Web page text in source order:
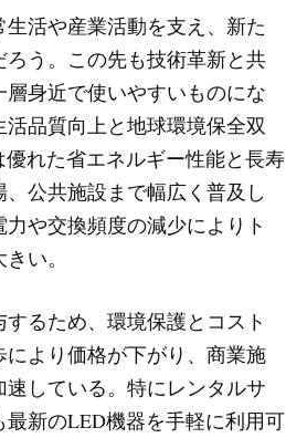
活や産業活動を支え、新た
う。この先も技術革新と共
身近で使いやすいものにな
品質向上と地球環境保全双
れた省エネルギー性能と長寿
公共施設まで幅広く普及し
や交換頻度の減少によりト
い。
るため、環境保護とコスト
より価格が下がり、商業施
している。特にレンタルサ
新のLED機器を手軽に利用可